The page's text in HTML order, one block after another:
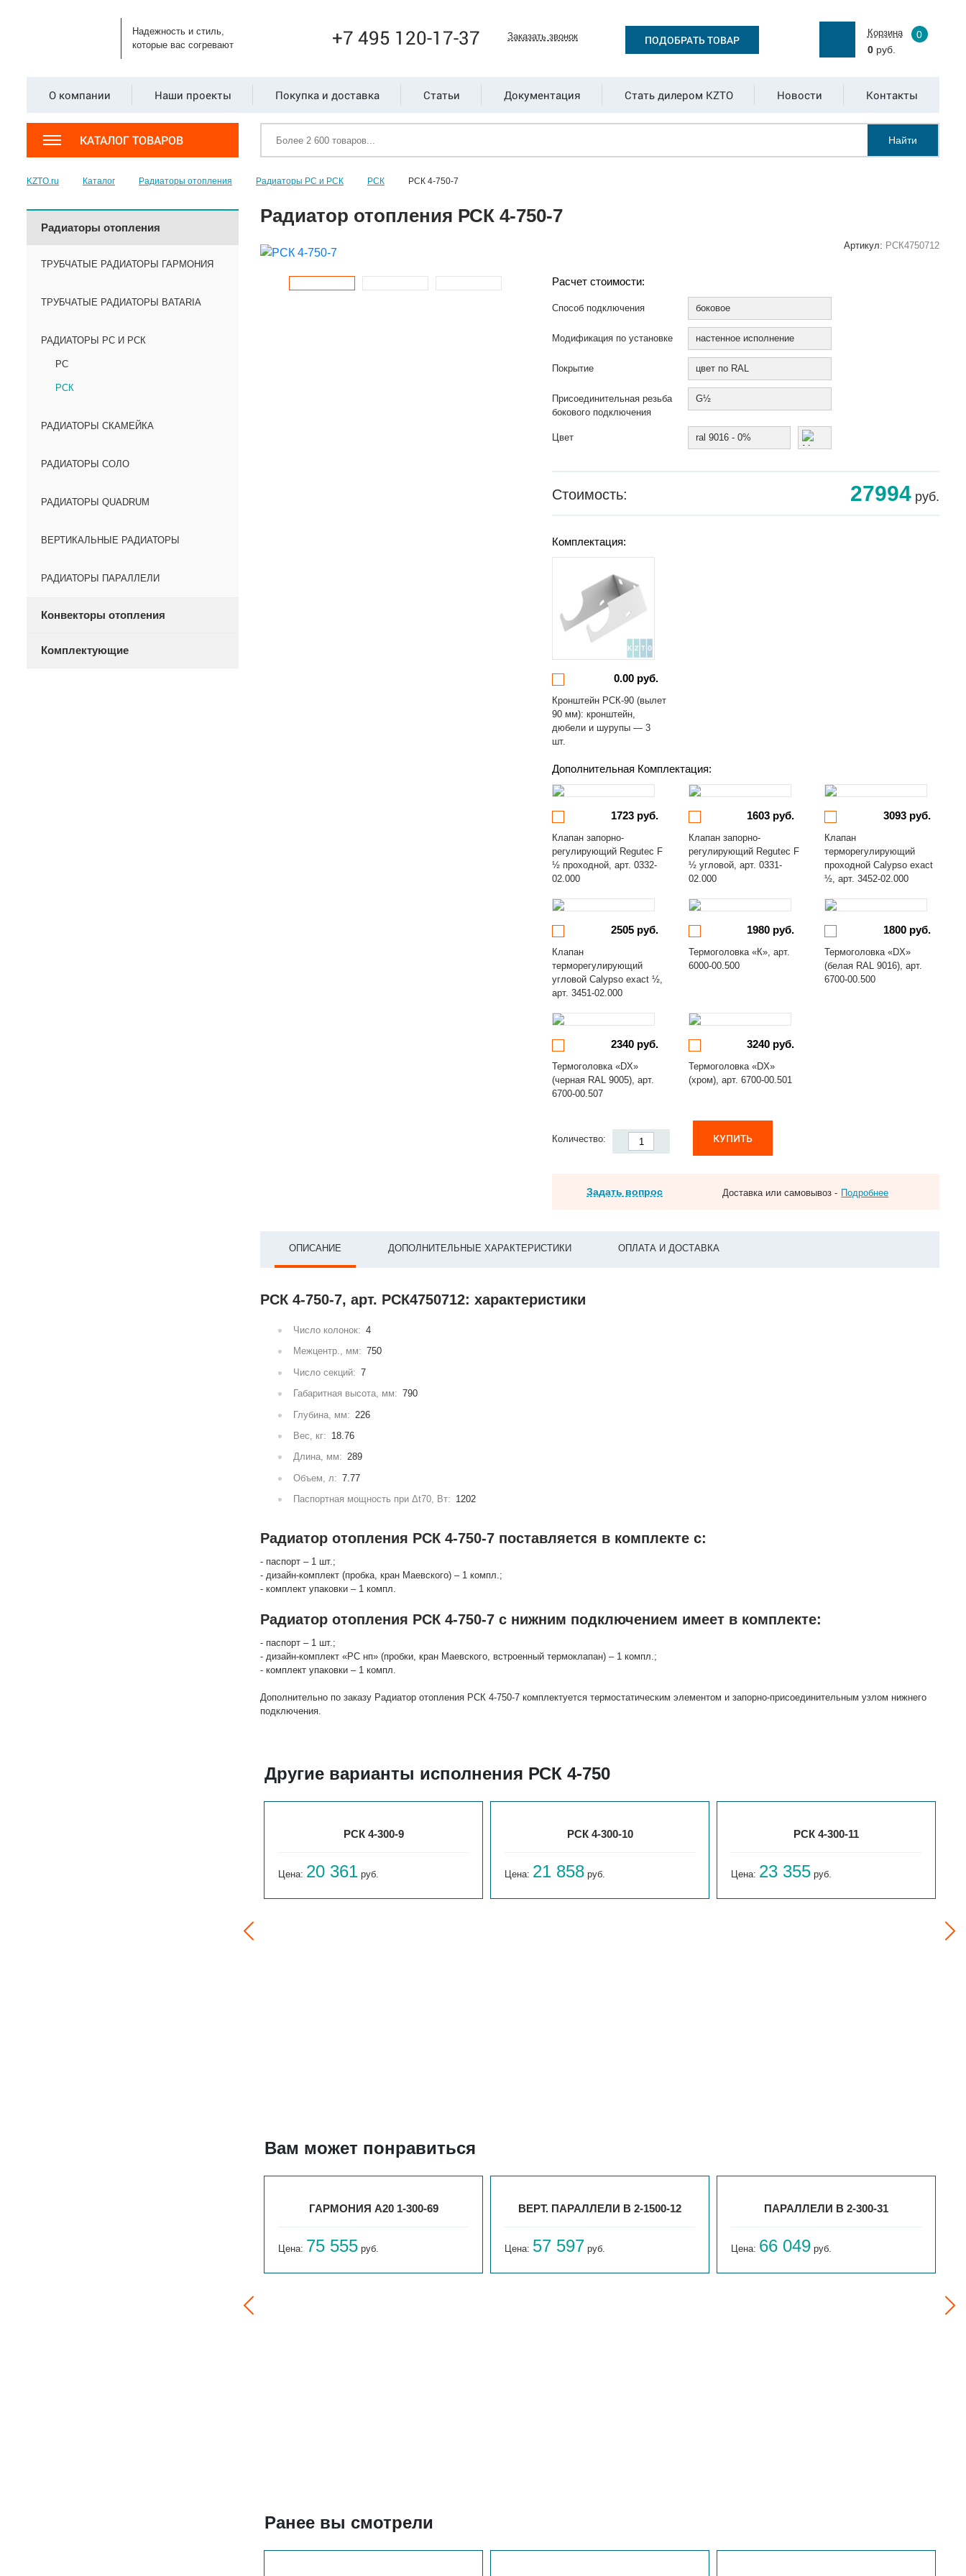
Надежность и стиль,
которые вас согревают
+7 495 120-17-37 Заказать звонок ПОДОБРАТЬ ТОВАР
Корзина
0
0руб.
О компании Наши проекты Покупка и доставка Статьи Документация Стать дилером KZTO Новости Контакты
КАТАЛОГ ТОВАРОВ Найти
KZTO.ru Каталог Радиаторы отопления Радиаторы РС и РСК РСК РСК 4-750-7
Радиаторы отопления
ТРУБЧАТЫЕ РАДИАТОРЫ ГАРМОНИЯ
ТРУБЧАТЫЕ РАДИАТОРЫ BATARIA
РАДИАТОРЫ РС И РСК
РС
РСК
РАДИАТОРЫ СКАМЕЙКА
РАДИАТОРЫ СОЛО
РАДИАТОРЫ QUADRUM
ВЕРТИКАЛЬНЫЕ РАДИАТОРЫ
РАДИАТОРЫ ПАРАЛЛЕЛИ
Конвекторы отопления
Комплектующие
Радиатор отопления РСК 4-750-7
Артикул: РСК4750712
Расчет стоимости:
Способ подключения боковое
Модификация по установке настенное исполнение
Покрытие цвет по RAL
Присоединительная резьба
бокового подключения
G½
Цвет ral 9016 - 0%
Стоимость: 27994 руб.
Комплектация:
0.00 руб.
Кронштейн РСК-90 (вылет
90 мм): кронштейн,
дюбели и шурупы — 3
шт.
Дополнительная Комплектация:
1723 руб.
Клапан запорно-
регулирующий Regutec F
½ проходной, арт. 0332-
02.000
1603 руб.
Клапан запорно-
регулирующий Regutec F
½ угловой, арт. 0331-
02.000
3093 руб.
Клапан
терморегулирующий
проходной Calypso exact
½, арт. 3452-02.000
2505 руб.
Клапан
терморегулирующий
угловой Calypso exact ½,
арт. 3451-02.000
1980 руб.
Термоголовка «К», арт.
6000-00.500
1800 руб.
Термоголовка «DX»
(белая RAL 9016), арт.
6700-00.500
2340 руб.
Термоголовка «DX»
(черная RAL 9005), арт.
6700-00.507
3240 руб.
Термоголовка «DX»
(хром), арт. 6700-00.501
Количество: КУПИТЬ
Задать вопрос Доставка или самовывоз - Подробнее
ОПИСАНИЕ ДОПОЛНИТЕЛЬНЫЕ ХАРАКТЕРИСТИКИ ОПЛАТА И ДОСТАВКА
РСК 4-750-7, арт. РСК4750712: характеристики
Число колонок: 4
Межцентр., мм: 750
Число секций: 7
Габаритная высота, мм: 790
Глубина, мм: 226
Вес, кг: 18.76
Длина, мм: 289
Объем, л: 7.77
Паспортная мощность при Δt70, Вт: 1202
Радиатор отопления РСК 4-750-7 поставляется в комплекте с:
- паспорт – 1 шт.;
- дизайн-комплект (пробка, кран Маевского) – 1 компл.;
- комплект упаковки – 1 компл.
Радиатор отопления РСК 4-750-7 с нижним подключением имеет в комплекте:
- паспорт – 1 шт.;
- дизайн-комплект «РС нп» (пробки, кран Маевского, встроенный термоклапан) – 1 компл.;
- комплект упаковки – 1 компл.
Дополнительно по заказу Радиатор отопления РСК 4-750-7 комплектуется термостатическим элементом и запорно-присоединительным узлом нижнего
подключения.
Другие варианты исполнения РСК 4-750
РСК 4-300-9
Цена: 20 361 руб.
РСК 4-300-10
Цена: 21 858 руб.
РСК 4-300-11
Цена: 23 355 руб.
Вам может понравиться
ГАРМОНИЯ А20 1-300-69
Цена: 75 555 руб.
ВЕРТ. ПАРАЛЛЕЛИ В 2-1500-12
Цена: 57 597 руб.
ПАРАЛЛЕЛИ В 2-300-31
Цена: 66 049 руб.
Ранее вы смотрели